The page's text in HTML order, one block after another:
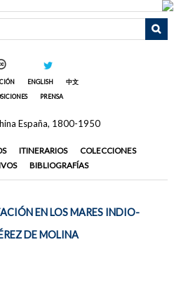
ENGLISH
中文
PRENSA
ITINERARIOS
COLECCIONES
BIBLIOGRAFÍAS
EN LOS MARES INDIO-
DE MOLINA